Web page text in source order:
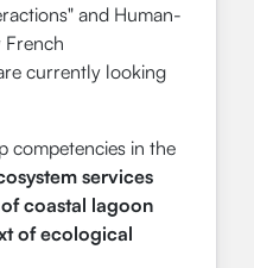
and Human-
French
currently looking
competencies in the
services
coastal lagoon
of ecological